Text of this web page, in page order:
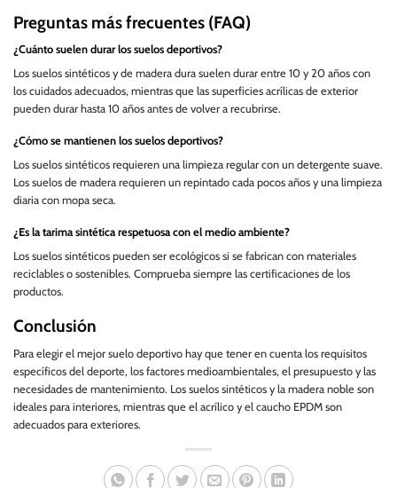
Preguntas más frecuentes (FAQ)
¿Cuánto suelen durar los suelos deportivos?
Los suelos sintéticos y de madera dura suelen durar entre 10 y 20 años con
los cuidados adecuados, mientras que las superficies acrílicas de exterior
pueden durar hasta 10 años antes de volver a recubrirse.
¿Cómo se mantienen los suelos deportivos?
Los suelos sintéticos requieren una limpieza regular con un detergente suave.
Los suelos de madera requieren un repintado cada pocos años y una limpieza
diaria con mopa seca.
¿Es la tarima sintética respetuosa con el medio ambiente?
Los suelos sintéticos pueden ser ecológicos si se fabrican con materiales
reciclables o sostenibles. Comprueba siempre las certificaciones de los
productos.
Conclusión
Para elegir el mejor suelo deportivo hay que tener en cuenta los requisitos
específicos del deporte, los factores medioambientales, el presupuesto y las
necesidades de mantenimiento. Los suelos sintéticos y la madera noble son
ideales para interiores, mientras que el acrílico y el caucho EPDM son
adecuados para exteriores.